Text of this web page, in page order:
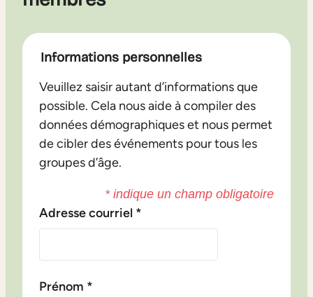
Informations personnelles
Veuillez saisir autant d’informations que
possible. Cela nous aide à compiler des
données démographiques et nous permet
de cibler des événements pour tous les
groupes d’âge.
*indique un champ obligatoire
Adresse courriel *
Prénom *